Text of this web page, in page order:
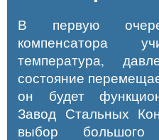
В первую
компенсатора
температура,
состояние
он будет
Завод Стальных
выбор большого